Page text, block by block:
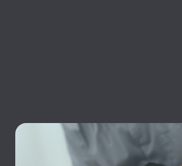
ФИЛЛЕРОВ
Инъекции ботулотоксина и филлеров —